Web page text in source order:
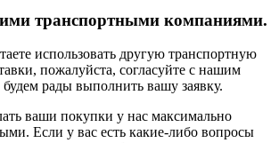
транспортными компаниями.
использовать другую транспортную
пожалуйста, согласуйте с нашим
рады выполнить вашу заявку.
ваши покупки у нас максимально
Если у вас есть какие-либо вопросы